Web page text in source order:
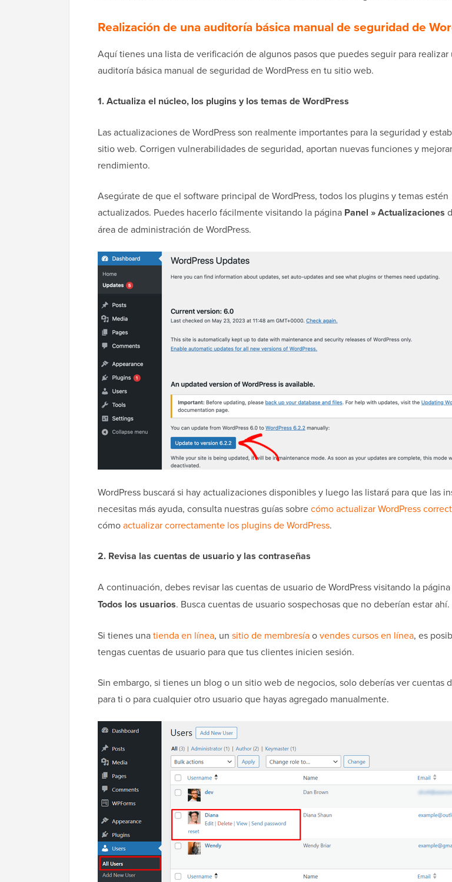
Realización de una auditoría básica manual de seguridad de
Aquí tienes una lista de verificación de algunos pasos que puedes seguir para realizar
auditoría básica manual de seguridad de WordPress en tu sitio web.
1. Actualiza el núcleo, los plugins y los temas de WordPress
Las actualizaciones de WordPress son realmente importantes para la seguridad y
sitio web. Corrigen vulnerabilidades de seguridad, aportan nuevas funciones y
rendimiento.
Asegúrate de que el software principal de WordPress, todos los plugins y temas estén
actualizados. Puedes hacerlo fácilmente visitando la página Panel » Actualizaciones
área de administración de WordPress.
WordPress buscará si hay actualizaciones disponibles y luego las listará para que las
necesitas más ayuda, consulta nuestras guías sobrecómo actualizar WordPress
cómoactualizar correctamente los plugins de WordPress.
2. Revisa las cuentas de usuario y las contraseñas
A continuación, debes revisar las cuentas de usuario de WordPress visitando la página
Todos los usuarios. Busca cuentas de usuario sospechosas que no deberían estar ahí.
Si tienes unatienda en línea, un sitio de membresíaovendes cursos en línea, es
tengas cuentas de usuario para que tus clientes inicien sesión.
Sin embargo, si tienes un blog o un sitio web de negocios, solo deberías ver cuentas
para ti o para cualquier otro usuario que hayas agregado manualmente.